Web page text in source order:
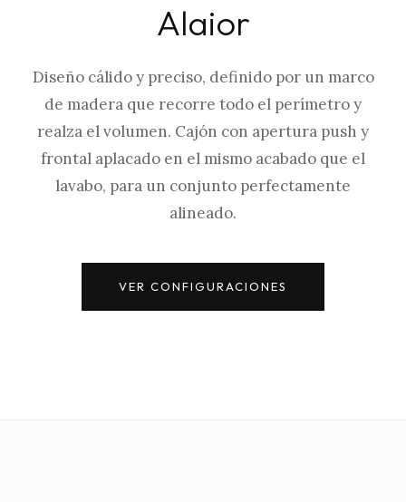
Alaior
Diseño cálido y preciso, definido por un marco
de madera que recorre todo el perímetro y
realza el volumen. Cajón con apertura push y
frontal aplacado en el mismo acabado que el
lavabo, para un conjunto perfectamente
alineado.
VER CONFIGURACIONES